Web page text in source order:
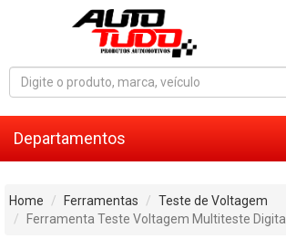
Departamentos
Home Ferramentas
Teste de Voltagem
Ferramenta Teste Voltagem Multiteste Digital